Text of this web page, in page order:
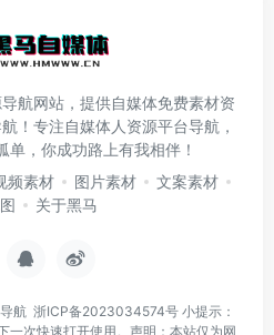
航网站，提供自媒体免费素材资
！专注自媒体人资源平台导航，
单，你成功路上有我相伴！
频素材 图片素材
文案素材
关于黑马
航 浙ICP备2023034574号小提示：
一次快速打开使用。声明：本站仅为网